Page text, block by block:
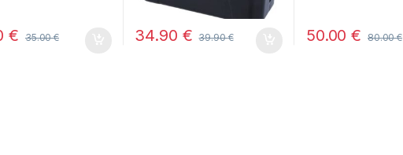
€ 35.00€ 34.90 € 39.90€ 50.00€ 80.00€